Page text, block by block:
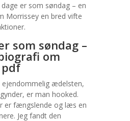
er som søndag – en
Morrissey en bred vifte
som søndag –
om
pdf
ejendommelig ædelsten,
er man hooked.
er fængslende og læs en
Jeg fandt den